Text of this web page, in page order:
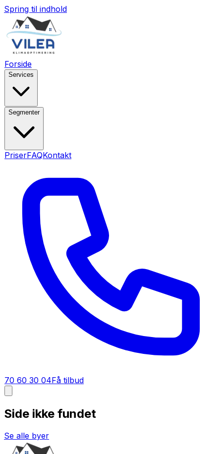
Spring til indhold
Forside
Services
Segmenter
PriserFAQKontakt
70 60 30 04Få tilbud
Side ikke fundet
Se alle byer